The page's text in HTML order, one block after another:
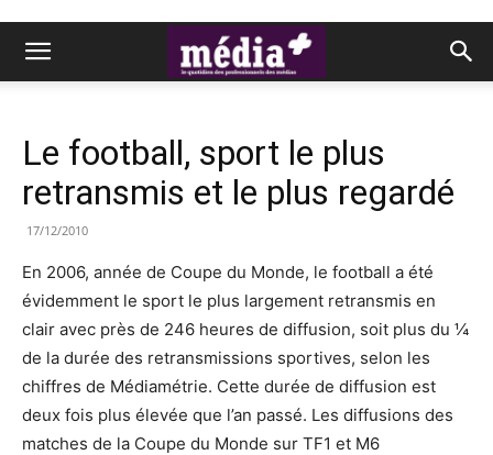
Le football, sport le plus
retransmis et le plus regardé
17/12/2010
En 2006, année de Coupe du Monde, le football a été
évidemment le sport le plus largement retransmis en
clair avec près de 246 heures de diffusion, soit plus du ¼
de la durée des retransmissions sportives, selon les
chiffres de Médiamétrie. Cette durée de diffusion est
deux fois plus élevée que l’an passé. Les diffusions des
matches de la Coupe du Monde sur TF1 et M6